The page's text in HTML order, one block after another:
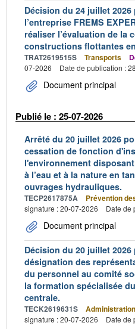
Décision du 24 juillet
l’entreprise FREMS
réaliser l’évaluation de la
constructions flottantes
TRAT2619515S Transports
07-2026
Date de publication :
Document principal
Publié le : 25-07-2026
Arrêté du 20 juillet 2026
cessation de fonction
l'environnement
à l’eau et à la nature en
ouvrages hydrauliques.
TECP2617875A Prévention
signature : 20-07-2026
Date de
Document principal
Décision du 20 juillet
désignation des
du personnel au comité
la formation spécialisée
centrale.
TECK2619631S
signature : 20-07-2026
Date de